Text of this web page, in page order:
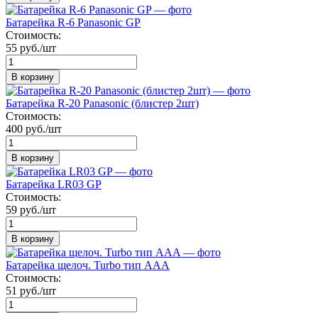
Батарейка R-6 Panasonic GP
Стоимость:
55 руб./шт
В корзину
Батарейка R-20 Panasonic (блистер 2шт)
Стоимость:
400 руб./шт
В корзину
Батарейка LR03 GP
Стоимость:
59 руб./шт
В корзину
Батарейка щелоч. Turbo тип ААA
Стоимость:
51 руб./шт